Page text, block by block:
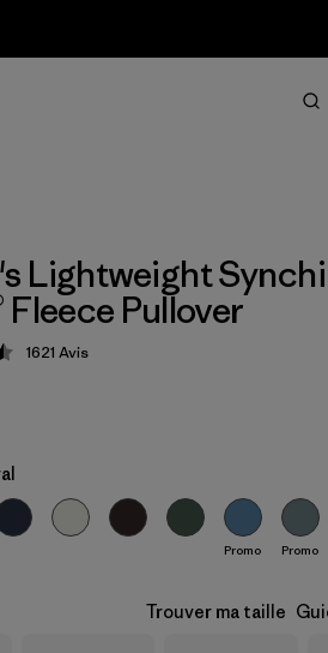
Lightweight
Fleece Pullover
4.5 / 5
1621 Avis
Promo Promo
Trouver ma taille